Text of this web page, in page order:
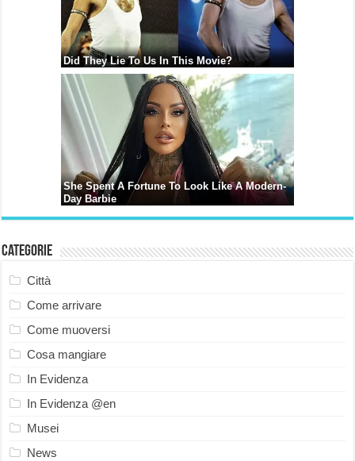
Categorie
Città
Come arrivare
Come muoversi
Cosa mangiare
In Evidenza
In Evidenza @en
Musei
News